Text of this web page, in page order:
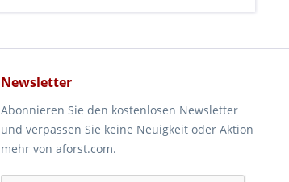
Newsletter
Abonnieren Sie den kostenlosen Newsletter
und verpassen Sie keine Neuigkeit oder Aktion
mehr von aforst.com.